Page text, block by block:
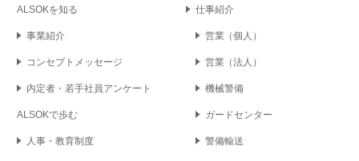
ALSOKを知る
事業紹介
コンセプト メッセージ
内定者・若手社員アンケート
ALSOKで歩む
人事・教育制度
仕事紹介
営業（個人）
営業（法人）
機械警備
ガードセンター
警備輸送